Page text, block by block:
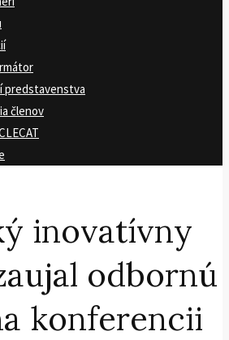
predstavenstva
členov
inovatívny
odbornú
konferencii